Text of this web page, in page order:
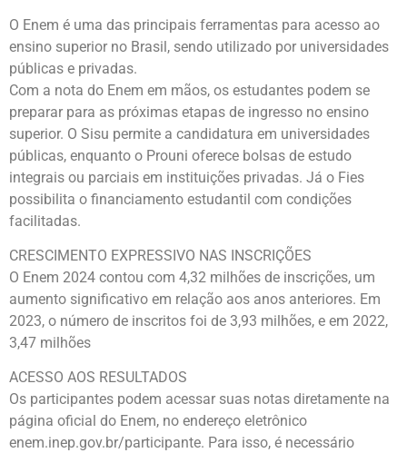
O Enem é uma das principais ferramentas para acesso ao
ensino superior no Brasil, sendo utilizado por universidades
públicas e privadas.
Com a nota do Enem em mãos, os estudantes podem se
preparar para as próximas etapas de ingresso no ensino
superior. O Sisu permite a candidatura em universidades
públicas, enquanto o Prouni oferece bolsas de estudo
integrais ou parciais em instituições privadas. Já o Fies
possibilita o financiamento estudantil com condições
facilitadas.
CRESCIMENTO EXPRESSIVO NAS INSCRIÇÕES
O Enem 2024 contou com 4,32 milhões de inscrições, um
aumento significativo em relação aos anos anteriores. Em
2023, o número de inscritos foi de 3,93 milhões, e em 2022,
3,47 milhões
ACESSO AOS RESULTADOS
Os participantes podem acessar suas notas diretamente na
página oficial do Enem, no endereço eletrônico
enem.inep.gov.br/participante. Para isso, é necessário